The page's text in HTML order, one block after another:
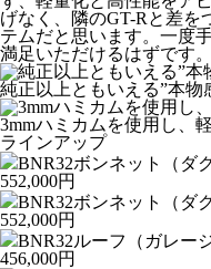
げなく、隣のGT-Rと差を
テムだと思います。一度
満足いただけるはずです。
純正以上ともいえる”本物
3mmハミカムを使用し、
ラインアップ
BNR32ボンネット（ダ
552,000円
BNR32ボンネット（ダ
552,000円
BNR32ルーフ（ガレー
456,000円